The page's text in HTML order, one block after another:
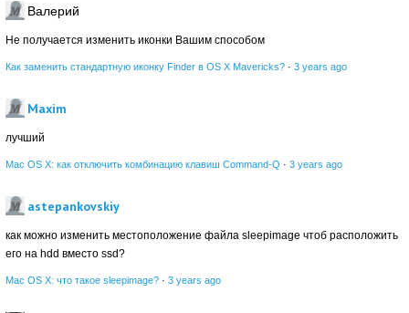
Валерий
Не получается изменить иконки Вашим способом
Как заменить стандартную иконку Finder в OS X Mavericks? · 3 years ago
Maxim
лучший
Mac OS X: как отключить комбинацию клавиш Command-Q · 3 years ago
astepankovskiy
как можно изменить местоположение файла sleepimage чтоб расположить
его на hdd вместо ssd?
Mac OS X: что такое sleepimage? · 3 years ago